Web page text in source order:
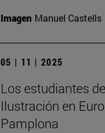
Imagen Manuel Castells
05 | 11 | 2025
Los estudiantes
Ilustración en
Pamplona